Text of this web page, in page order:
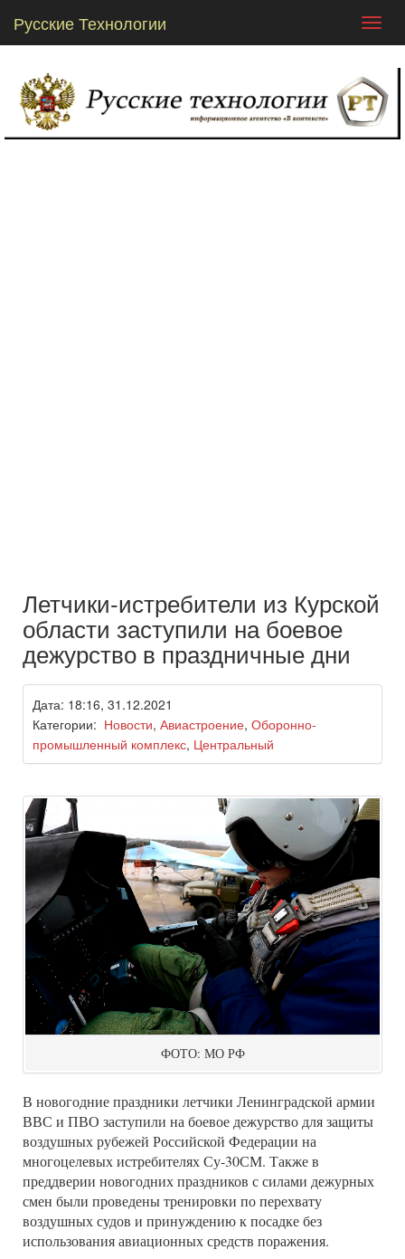
Русские Технологии
Летчики-истребители из Курской
области заступили на боевое
дежурство в праздничные дни
Дата: 18:16, 31.12.2021
Категории: Новости, Авиастроение, Оборонно-
промышленный комплекс, Центральный
ФОТО: МО РФ
В новогодние праздники летчики Ленинградской армии
ВВС и ПВО заступили на боевое дежурство для защиты
воздушных рубежей Российской Федерации на
многоцелевых истребителях Су-30СМ. Также в
преддверии новогодних праздников с силами дежурных
смен были проведены тренировки по перехвату
воздушных судов и принуждению к посадке без
использования авиационных средств поражения.